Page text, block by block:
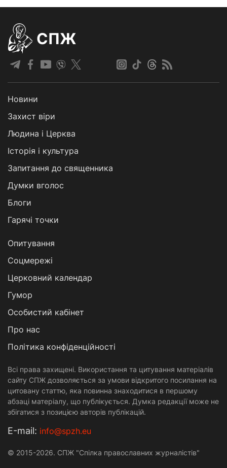
СПЖ
Новини
Захист віри
Людина і Церква
Історія і культура
Запитання до священника
Думки вголос
Блоги
Гарячі точки
Опитування
Соцмережі
Церковний календар
Гумор
Особистий кабінет
Про нас
Політика конфіденційності
Всі права захищені. Використання та цитування матеріалів
сайту СПЖ дозволяється за умови відкритого посилання на
цитовану статтю, яка повинна знаходитися в першому
абзаці матеріалу, що публікується. Думка редакції може не
збігатися з позицією авторів публікацій.
Е-mail: info@spzh.eu
© 2015-2026. СПЖ "Спілка православних журналістів"